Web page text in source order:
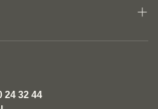
Textile
24 32 44